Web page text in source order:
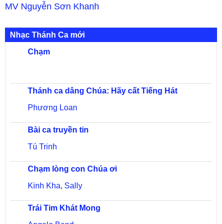
MV Nguyễn Sơn Khanh
Nhạc Thánh Ca mới
Chạm
Thánh ca dâng Chúa: Hãy cất Tiếng Hát
Phương Loan
Bài ca truyền tin
Tú Trinh
Chạm lòng con Chúa ơi
Kinh Kha, Sally
Trái Tim Khát Mong